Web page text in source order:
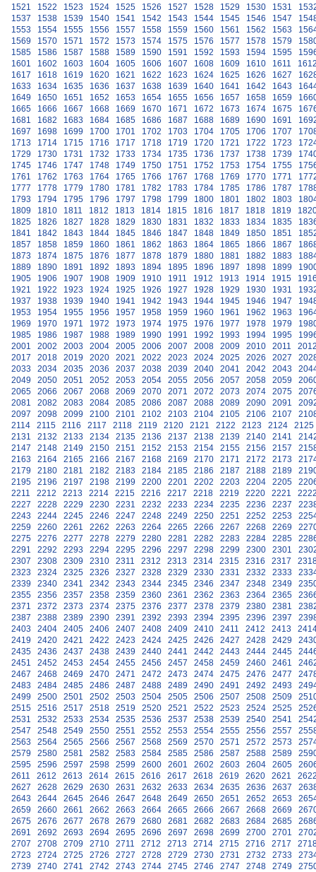
1521
1522 1523 1524 1525 1526 1527 1528 1529 1530 1531
1537
1538 1539 1540 1541 1542 1543 1544 1545 1546 1547
1553
1554 1555 1556 1557 1558 1559 1560 1561 1562 1563
1569
1570 1571 1572 1573 1574 1575 1576 1577 1578 1579
1585
1586 1587 1588 1589 1590 1591 1592 1593 1594 1595
1601
1602 1603 1604 1605 1606 1607 1608 1609 1610 1611
1617
1618 1619 1620 1621 1622 1623 1624 1625 1626 1627
1633
1634 1635 1636 1637 1638 1639 1640 1641 1642 1643
1649
1650 1651 1652 1653 1654 1655 1656 1657 1658 1659
1665
1666 1667 1668 1669 1670 1671 1672 1673 1674 1675
1681
1682 1683 1684 1685 1686 1687 1688 1689 1690 1691
1697
1698 1699 1700 1701 1702 1703 1704 1705 1706 1707
1713
1714 1715 1716 1717 1718 1719 1720 1721 1722 1723
1729
1730 1731 1732 1733 1734 1735 1736 1737 1738 1739
1745
1746 1747 1748 1749 1750 1751 1752 1753 1754 1755
1761
1762 1763 1764 1765 1766 1767 1768 1769 1770 1771
1777
1778 1779 1780 1781 1782 1783 1784 1785 1786 1787
1793
1794 1795 1796 1797 1798 1799 1800 1801 1802 1803
1809
1810 1811 1812 1813 1814 1815 1816 1817 1818 1819
1825
1826 1827 1828 1829 1830 1831 1832 1833 1834 1835
1841
1842 1843 1844 1845 1846 1847 1848 1849 1850 1851
1857
1858 1859 1860 1861 1862 1863 1864 1865 1866 1867
1873
1874 1875 1876 1877 1878 1879 1880 1881 1882 1883
1889
1890 1891 1892 1893 1894 1895 1896 1897 1898 1899
1905
1906 1907 1908 1909 1910 1911 1912 1913 1914 1915
1921
1922 1923 1924 1925 1926 1927 1928 1929 1930 1931
1937
1938 1939 1940 1941 1942 1943 1944 1945 1946 1947
1953
1954 1955 1956 1957 1958 1959 1960 1961 1962 1963
1969
1970 1971 1972 1973 1974 1975 1976 1977 1978 1979
1985
1986 1987 1988 1989 1990 1991 1992 1993 1994 1995
2001
2002 2003 2004 2005 2006 2007 2008 2009 2010 2011
2017
2018 2019 2020 2021 2022 2023 2024 2025 2026 2027
2033
2034 2035 2036 2037 2038 2039 2040 2041 2042 2043
2049
2050 2051 2052 2053 2054 2055 2056 2057 2058 2059
2065
2066 2067 2068 2069 2070 2071 2072 2073 2074 2075
2081
2082 2083 2084 2085 2086 2087 2088 2089 2090 2091
2097
2098 2099 2100 2101 2102 2103 2104 2105 2106 2107
2114
2115 2116 2117 2118 2119 2120 2121 2122 2123 2124
2125
2131
2132 2133 2134 2135 2136 2137 2138 2139 2140 2141
2147
2148 2149 2150 2151 2152 2153 2154 2155 2156 2157
2163
2164 2165 2166 2167 2168 2169 2170 2171 2172 2173
2179
2180 2181 2182 2183 2184 2185 2186 2187 2188 2189
2195
2196 2197 2198 2199 2200 2201 2202 2203 2204 2205
2211
2212 2213 2214 2215 2216 2217 2218 2219 2220 2221
2227
2228 2229 2230 2231 2232 2233 2234 2235 2236 2237
2243
2244 2245 2246 2247 2248 2249 2250 2251 2252 2253
2259
2260 2261 2262 2263 2264 2265 2266 2267 2268 2269
2275
2276 2277 2278 2279 2280 2281 2282 2283 2284 2285
2291
2292 2293 2294 2295 2296 2297 2298 2299 2300 2301
2307
2308 2309 2310 2311 2312 2313 2314 2315 2316 2317
2323
2324 2325 2326 2327 2328 2329 2330 2331 2332 2333
2339
2340 2341 2342 2343 2344 2345 2346 2347 2348 2349
2355
2356 2357 2358 2359 2360 2361 2362 2363 2364 2365
2371
2372 2373 2374 2375 2376 2377 2378 2379 2380 2381
2387
2388 2389 2390 2391 2392 2393 2394 2395 2396 2397
2403
2404 2405 2406 2407 2408 2409 2410 2411 2412 2413
2419
2420 2421 2422 2423 2424 2425 2426 2427 2428 2429
2435
2436 2437 2438 2439 2440 2441 2442 2443 2444 2445
2451
2452 2453 2454 2455 2456 2457 2458 2459 2460 2461
2467
2468 2469 2470 2471 2472 2473 2474 2475 2476 2477
2483
2484 2485 2486 2487 2488 2489 2490 2491 2492 2493
2499
2500 2501 2502 2503 2504 2505 2506 2507 2508 2509
2515
2516 2517 2518 2519 2520 2521 2522 2523 2524 2525
2531
2532 2533 2534 2535 2536 2537 2538 2539 2540 2541
2547
2548 2549 2550 2551 2552 2553 2554 2555 2556 2557
2563
2564 2565 2566 2567 2568 2569 2570 2571 2572 2573
2579
2580 2581 2582 2583 2584 2585 2586 2587 2588 2589
2595
2596 2597 2598 2599 2600 2601 2602 2603 2604 2605
2611
2612 2613 2614 2615 2616 2617 2618 2619 2620 2621
2627
2628 2629 2630 2631 2632 2633 2634 2635 2636 2637
2643
2644 2645 2646 2647 2648 2649 2650 2651 2652 2653
2659
2660 2661 2662 2663 2664 2665 2666 2667 2668 2669
2675
2676 2677 2678 2679 2680 2681 2682 2683 2684 2685
2691
2692 2693 2694 2695 2696 2697 2698 2699 2700 2701
2707
2708 2709 2710 2711 2712 2713 2714 2715 2716 2717
2723
2724 2725 2726 2727 2728 2729 2730 2731 2732 2733
2739
2740 2741 2742 2743 2744 2745 2746 2747 2748 2749